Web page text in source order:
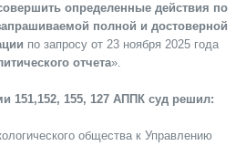
определенные действия по
полной и достоверной
по запросу от 23 ноября 2025 года
отчета».
151,152, 155, 127 АППК суд решил:
общества к Управлению